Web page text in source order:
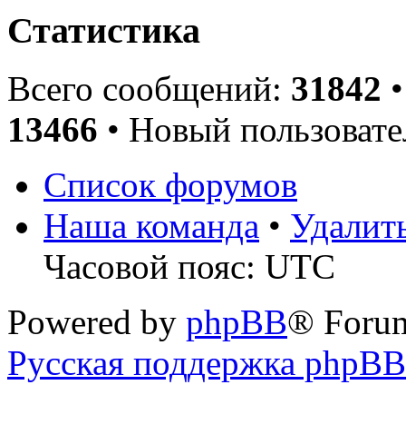
Статистика
Всего сообщений: 31842
13466 • Новый
Список форумов
Наша команда •
Часовой пояс: UTC
Powered by phpBB®
Русская поддержка phpBB